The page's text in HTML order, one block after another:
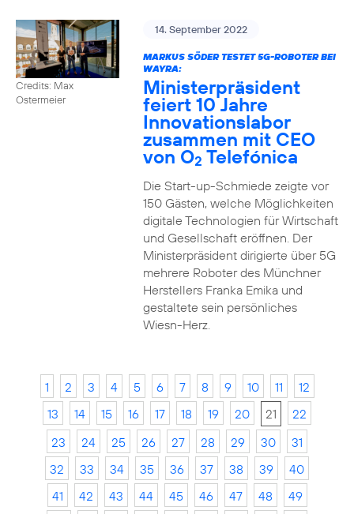
Credits: Max
Ostermeier
14. September 2022
MARKUS SÖDER TESTET 5G-ROBOTER BEI
WAYRA:
Ministerpräsident
feiert 10 Jahre
Innovationslabor
zusammen mit CEO
von O2 Telefónica
Die Start-up-Schmiede zeigte vor
150 Gästen, welche Möglichkeiten
digitale Technologien für Wirtschaft
und Gesellschaft eröffnen. Der
Ministerpräsident dirigierte über 5G
mehrere Roboter des Münchner
Herstellers Franka Emika und
gestaltete sein persönliches
Wiesn-Herz.
1 2 3 4 5 6 7 8 9 10 11
12
13
14 15 16 17 18 19 20 21
22
23
24 25 26 27 28 29 30
31
32
33 34 35 36 37 38 39
40
41
42 43 44 45 46 47 48
49